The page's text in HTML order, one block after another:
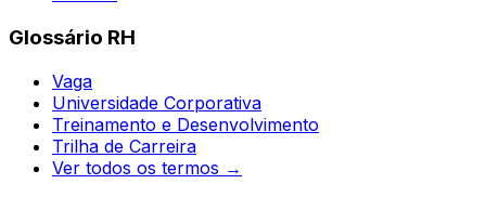
Glossário RH
Vaga
Universidade Corporativa
Treinamento e Desenvolvimento
Trilha de Carreira
Ver todos os termos →